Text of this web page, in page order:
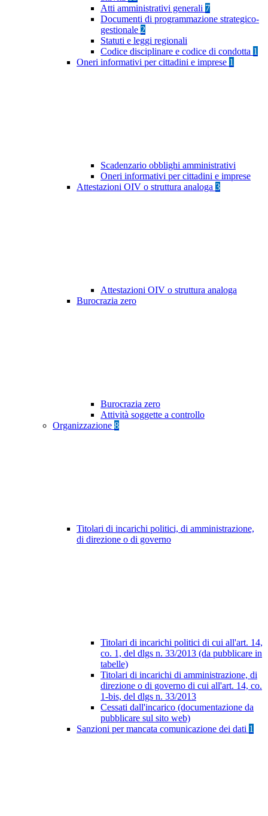
Atti amministrativi generali 7
Documenti di programmazione strategico-
gestionale 2
Statuti e leggi regionali
Codice disciplinare e codice di condotta 1
Oneri informativi per cittadini e imprese 1
Scadenzario obblighi amministrativi
Oneri informativi per cittadini e imprese
Attestazioni OIV o struttura analoga 3
Attestazioni OIV o struttura analoga
Burocrazia zero
Burocrazia zero
Attività soggette a controllo
Organizzazione 8
Titolari di incarichi politici, di amministrazione,
di direzione o di governo
Titolari di incarichi politici di cui all'art. 14,
co. 1, del dlgs n. 33/2013 (da pubblicare in
tabelle)
Titolari di incarichi di amministrazione, di
direzione o di governo di cui all'art. 14, co.
1-bis, del dlgs n. 33/2013
Cessati dall'incarico (documentazione da
pubblicare sul sito web)
Sanzioni per mancata comunicazione dei dati 1